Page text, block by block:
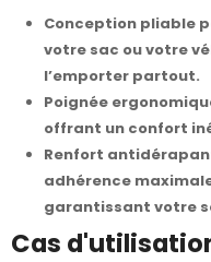
Conception pliable
votre sac ou votre
l’emporter partout.
Poignée
offrant un confort
Renfort
adhérence
garantissant votre
Cas